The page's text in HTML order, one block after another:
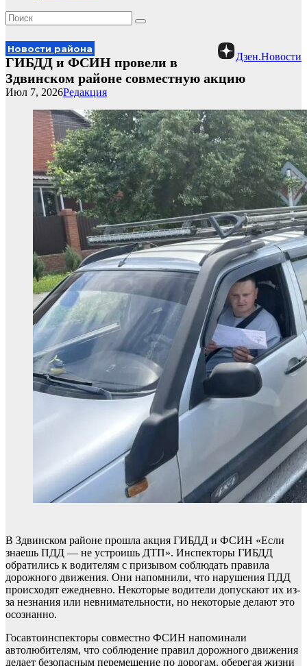
Дзен.Новости
Новости района
ГИБДД и ФСИН провели в
Здвинском районе совместную акцию
Редакция
Июл 7, 2026
В Здвинском районе прошла акция ГИБДД и ФСИН «Если
знаешь ПДД — не устроишь ДТП». Инспекторы ГИБДД
обратились к водителям с призывом соблюдать правила
дорожного движения. Они напомнили, что нарушения ПДД
происходят ежедневно. Некоторые водители допускают их из-
за незнания или невнимательности, но некоторые делают это
осознанно.
Госавтоинспекторы совместно ФСИН напоминали
автолюбителям, что соблюдение правил дорожного движения
делает безопасным перемещение по дорогам, оберегая жизни